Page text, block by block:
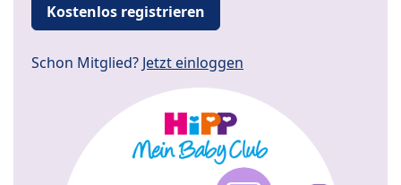
Kostenlos registrieren
Schon Mitglied? Jetzt einloggen